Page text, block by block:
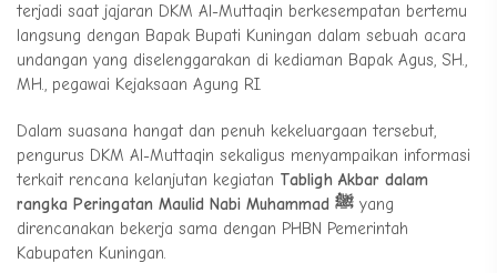
terjadi saat jajaran DKM Al-Muttaqin berkesempatan bertemu
langsung dengan Bapak Bupati Kuningan dalam sebuah acara
undangan yang diselenggarakan di kediaman Bapak Agus, SH.,
MH., pegawai Kejaksaan Agung RI.
Dalam suasana hangat dan penuh kekeluargaan tersebut,
pengurus DKM Al-Muttaqin sekaligus menyampaikan informasi
terkait rencana kelanjutan kegiatan Tabligh Akbar dalam
rangka Peringatan Maulid Nabi Muhammad ﷺ yang
direncanakan bekerja sama dengan PHBN Pemerintah
Kabupaten Kuningan.